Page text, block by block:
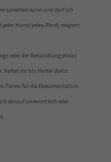
kann und darf ich
jeder Hund/jedes Pferd) reagiert
oder der Behandlung etwas
haftet ihr als Halter dafür.
Tieren für die Dokumentation
darauf unkenntlich oder